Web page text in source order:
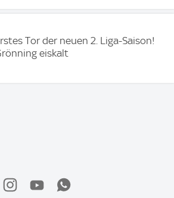
Tor der neuen 2. Liga-Saison!
eiskalt